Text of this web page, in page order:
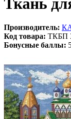
Производитель:
Код товара: ТКБП
Бонусные баллы: